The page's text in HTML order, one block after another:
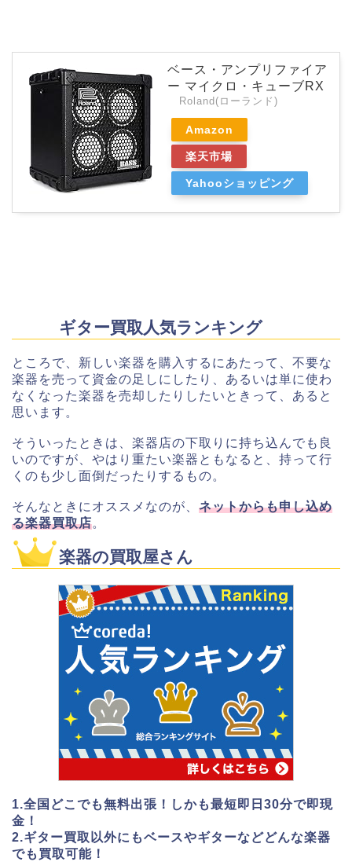
ベース・アンプリファイア
ー マイクロ・キューブRX
Roland(ローランド)
Amazon
楽天市場
Yahooショッピング
ギター買取人気ランキング
ところで、新しい楽器を購入するにあたって、不要な
楽器を売って資金の足しにしたり、あるいは単に使わ
なくなった楽器を売却したりしたいときって、あると
思います。
そういったときは、楽器店の下取りに持ち込んでも良
いのですが、やはり重たい楽器ともなると、持って行
くのも少し面倒だったりするもの。
そんなときにオススメなのが、 ネットからも申し込め
る楽器買取店。
楽器の買取屋さん
1.全国どこでも無料出張！しかも最短即日30分で即現
金！
2.ギター買取以外にもベースやギターなどどんな楽器
でも買取可能！